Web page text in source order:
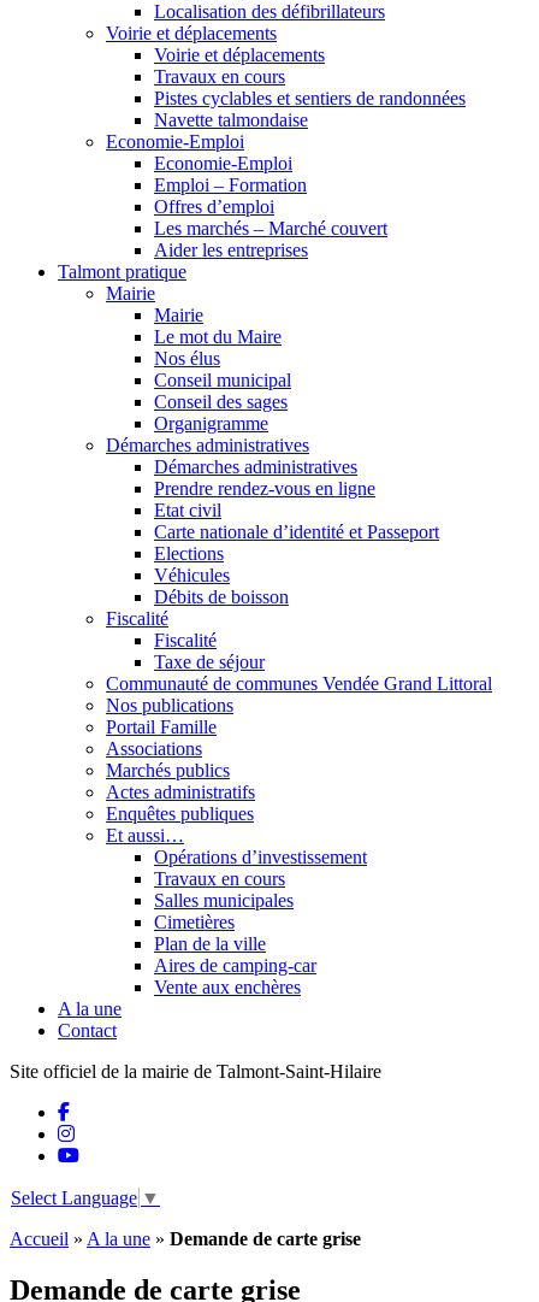
Localisation des défibrillateurs
Voirie et déplacements
Voirie et déplacements
Travaux en cours
Pistes cyclables et sentiers de randonnées
Navette talmondaise
Economie-Emploi
Economie-Emploi
Emploi – Formation
Offres d’emploi
Les marchés – Marché couvert
Aider les entreprises
Talmont pratique
Mairie
Mairie
Le mot du Maire
Nos élus
Conseil municipal
Conseil des sages
Organigramme
Démarches administratives
Démarches administratives
Prendre rendez-vous en ligne
Etat civil
Carte nationale d’identité et Passeport
Elections
Véhicules
Débits de boisson
Fiscalité
Fiscalité
Taxe de séjour
Communauté de communes Vendée Grand Littoral
Nos publications
Portail Famille
Associations
Marchés publics
Actes administratifs
Enquêtes publiques
Et aussi…
Opérations d’investissement
Travaux en cours
Salles municipales
Cimetières
Plan de la ville
Aires de camping-car
Vente aux enchères
A la une
Contact
Site officiel de la mairie de Talmont-Saint-Hilaire
Select Language ▼
Accueil » A la une » Demande de carte grise
Demande de carte grise